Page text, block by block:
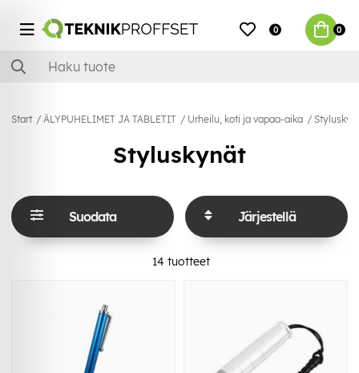
0 0
Start ÄLYPUHELIMET JA TABLETIT Urheilu, koti ja vapaa-aika
Styluskynät
Suodata Järjestellä
14 tuotteet